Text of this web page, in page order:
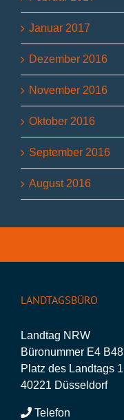
Januar 2017
Dezember 2016
November 2016
Oktober 2016
September 2016
August 2016
LANDTAGSBÜRO
Landtag NRW
Büronummer E4 B48
Platz des Landtags 1
40221 Düsseldorf
Telefon